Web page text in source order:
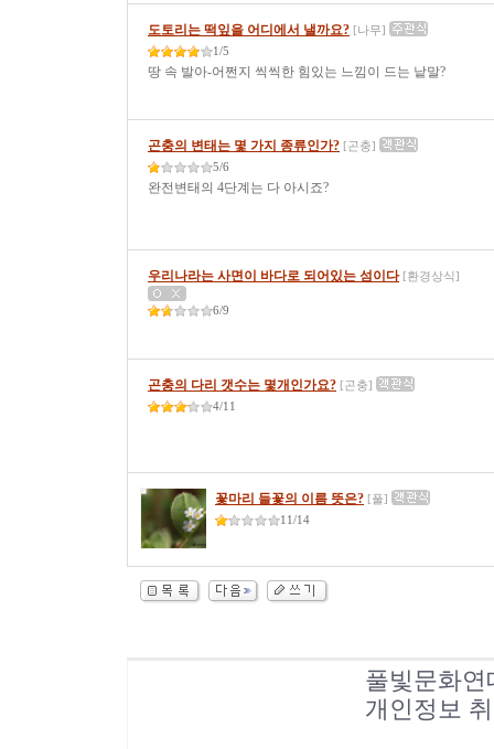
도토리는 떡잎을 어디에서 낼까요? [나무]
1/5
땅 속 발아-어쩐지 씩씩한 힘있는 느낌이 드는 낱말?
곤충의 변태는 몇 가지 종류인가? [곤충]
5/6
완전변태의 4단계는 다 아시죠?
우리나라는 사면이 바다로 되어있는 섬이다 [환경상식]
6/9
곤충의 다리 갯수는 몇개인가요? [곤충]
4/11
꽃마리 들꽃의 이름 뜻은? [풀]
11/14
풀빛문화연
개인정보